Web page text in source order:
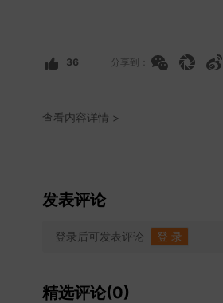
36 分享到：
查看内容详情 >
发表评论
登录后可发表评论 登 录
精选评论(0)